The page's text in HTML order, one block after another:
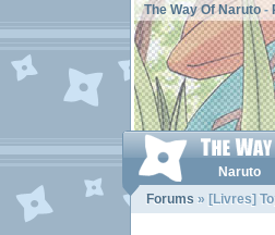
The Way Of Naruto-
Naruto
Forums » [Livres]